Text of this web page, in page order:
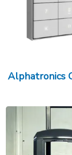
Alphatronics